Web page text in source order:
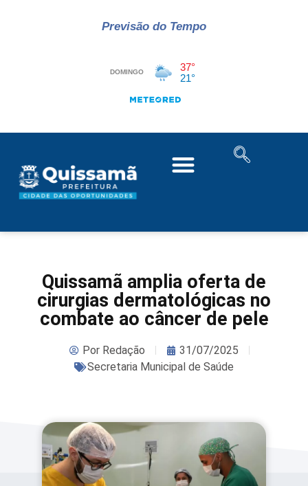
Previsão do Tempo
Quissamã amplia oferta de
cirurgias dermatológicas no
combate ao câncer de pele
PorRedação
31/07/2025
Secretaria Municipal de Saúde